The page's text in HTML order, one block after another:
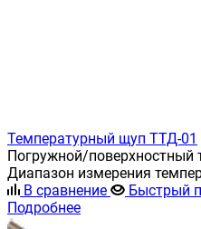
Температурный щуп ТТД-01
Погружной/поверхностный
Диапазон измерения
В сравнение
Быстрый
Подробнее